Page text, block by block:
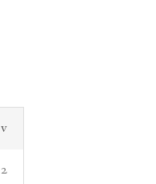
v
2